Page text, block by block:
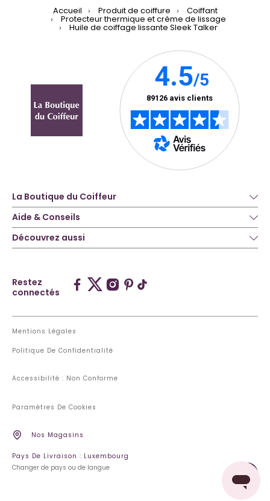
Accueil Produit de coiffure Coiffant
Protecteur thermique et crème de lissage
Huile de coiffage lissante Sleek Talker
La Boutique du Coiffeur
Aide & Conseils
Découvrez aussi
Restez
connectés
Mentions Légales
Politique De Confidentialité
Accessibilité : Non Conforme
Paramètres De Cookies
Nos Magasins
Pays De Livraison : Luxembourg
Changer de pays ou de langue